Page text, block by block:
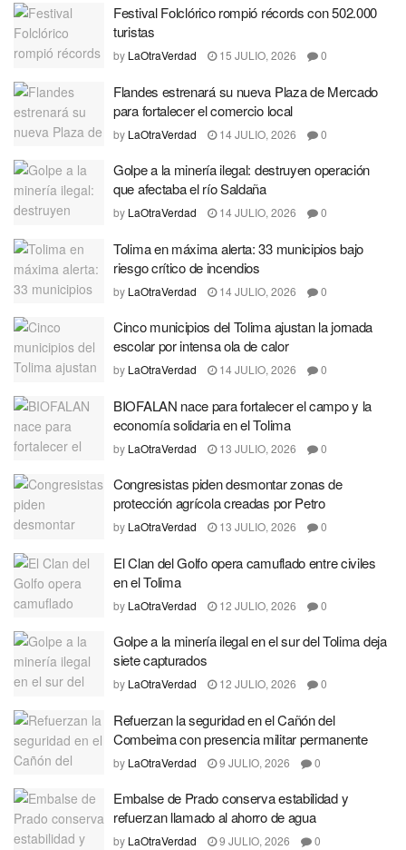
Festival Folclórico rompió récords con 502.000
turistas
by LaOtraVerdad 15 JULIO, 2026 0
Flandes estrenará su nueva Plaza de Mercado
para fortalecer el comercio local
by LaOtraVerdad 14 JULIO, 2026 0
Golpe a la minería ilegal: destruyen operación
que afectaba el río Saldaña
by LaOtraVerdad 14 JULIO, 2026 0
Tolima en máxima alerta: 33 municipios bajo
riesgo crítico de incendios
by LaOtraVerdad 14 JULIO, 2026 0
Cinco municipios del Tolima ajustan la jornada
escolar por intensa ola de calor
by LaOtraVerdad 14 JULIO, 2026 0
BIOFALAN nace para fortalecer el campo y la
economía solidaria en el Tolima
by LaOtraVerdad 13 JULIO, 2026 0
Congresistas piden desmontar zonas de
protección agrícola creadas por Petro
by LaOtraVerdad 13 JULIO, 2026 0
El Clan del Golfo opera camuflado entre civiles
en el Tolima
by LaOtraVerdad 12 JULIO, 2026 0
Golpe a la minería ilegal en el sur del Tolima deja
siete capturados
by LaOtraVerdad 12 JULIO, 2026 0
Refuerzan la seguridad en el Cañón del
Combeima con presencia militar permanente
by LaOtraVerdad 9 JULIO, 2026 0
Embalse de Prado conserva estabilidad y
refuerzan llamado al ahorro de agua
by LaOtraVerdad 9 JULIO, 2026 0